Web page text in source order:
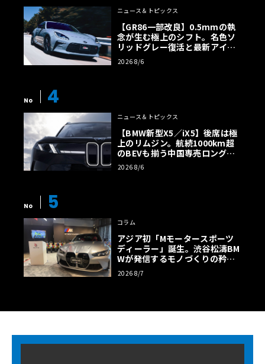
ニュース＆トピックス
【GR86一部改良】0.5mmの執
念が生む極上のシフト。名色ソ
リッドグレー復活と最新アイサ
イトでFRの極みへ
2026 8/6
No 4
ニュース＆トピックス
【BMW新型X5／iX5】後席は極
上のリムジン。航続1000km超
のBEVも揃う中国専売ロング仕
様の全貌
2026 8/6
No 5
コラム
アジア初「Mモータースポーツ
ディーラー」誕生。渋谷松濤BM
Wが発信するモノづくりの矜持
【木下隆之コラム】
2026 8/7